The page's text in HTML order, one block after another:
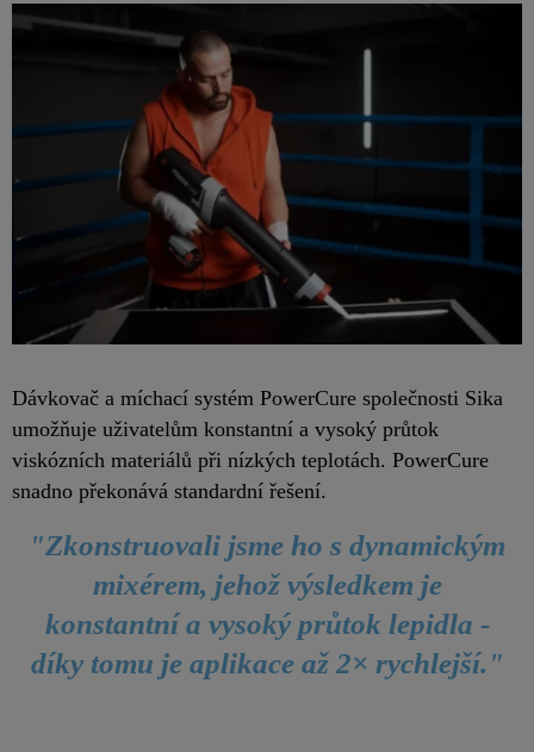
Dávkovač a míchací systém PowerCure společnosti Sika
umožňuje uživatelům konstantní a vysoký průtok
viskózních materiálů při nízkých teplotách. PowerCure
snadno překonává standardní řešení.
"Zkonstruovali jsme ho s dynamickým
mixérem, jehož výsledkem je
konstantní a vysoký průtok lepidla -
díky tomu je aplikace až 2× rychlejší."